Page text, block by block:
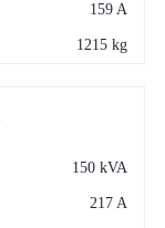
159 A
1215 kg
150 kVA
217 A